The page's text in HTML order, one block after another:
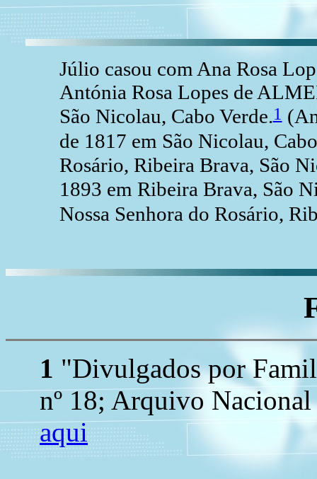
Júlio casou com Ana Rosa
Antónia Rosa Lopes de
São Nicolau, Cabo Verde.1
de 1817 em São Nicolau,
Rosário, Ribeira Brava, São
1893 em Ribeira Brava, São
Nossa Senhora do Rosário,
1 "Divulgados por
nº 18; Arquivo
aqui